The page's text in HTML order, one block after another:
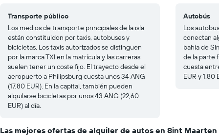
Transporte público
Los medios de transporte principales de la isla
están constituidon por taxis, autobuses y
bicicletas. Los taxis autorizados se distinguen
por la marca TXI en la matrícula y las carreras
suelen tener un coste fijo. El trayecto desde el
aeropuerto a Philipsburg cuesta unos 34 ANG
(17,80 EUR). En la capital, también pueden
alquilarse bicicletas por unos 43 ANG (22,60
EUR) al día.
Autobús
Los
conectan
bahía de
de la parte
cuesta
EUR y 1,80
Las mejores ofertas de alquiler de autos en Sint Maarten